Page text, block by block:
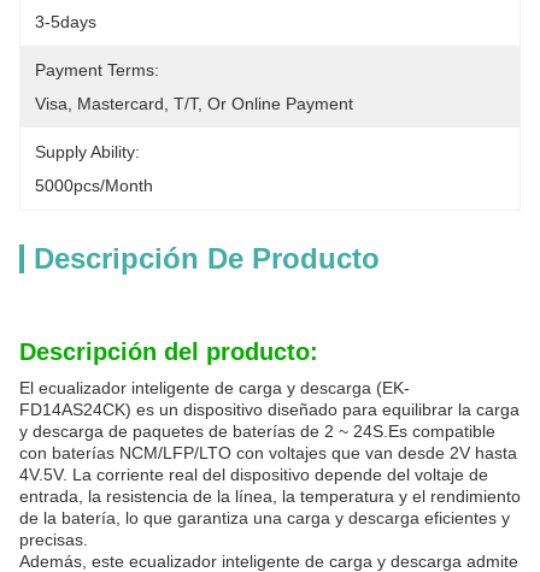
3-5days
Payment Terms:
Visa, Mastercard, T/T, Or Online Payment
Supply Ability:
5000pcs/month
Descripción De Producto
Descripción del producto:
El ecualizador inteligente de carga y descarga (EK-
FD14AS24CK) es un dispositivo diseñado para equilibrar la carga
y descarga de paquetes de baterías de 2 ~ 24S.Es compatible
con baterías NCM/LFP/LTO con voltajes que van desde 2V hasta
4V.5V. La corriente real del dispositivo depende del voltaje de
entrada, la resistencia de la línea, la temperatura y el rendimiento
de la batería, lo que garantiza una carga y descarga eficientes y
precisas.
Además, este ecualizador inteligente de carga y descarga admite